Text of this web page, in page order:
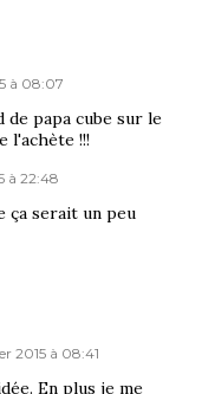
à 08:07
de papa cube sur le
l'achète !!!
à 22:48
ça serait un peu
2015 à 08:41
En plus je me